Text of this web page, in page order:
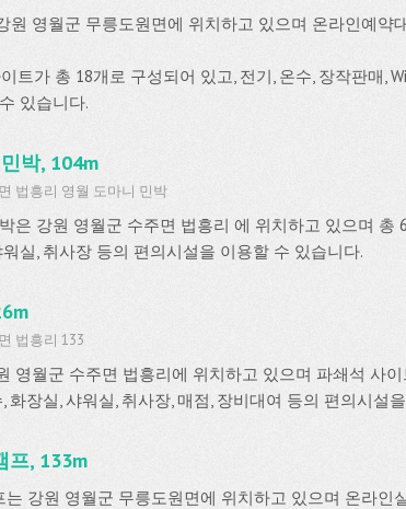
원 영월군 무릉도원면에 위치하고 있으며 온라인예약
트가 총 18개로 구성되어 있고, 전기, 온수, 장작판매,
있습니다.
박, 104m
법흥리 영월 도마니 민박
은 강원 영월군 수주면 법흥리 에 위치하고 있으며 총
워실, 취사장 등의 편의시설을 이용할 수 있습니다.
법흥리 133
영월군 수주면 법흥리에 위치하고 있으며 파쇄석 사
화장실, 샤워실, 취사장, 매점, 장비대여 등의 편의시설
프, 133m
는 강원 영월군 무릉도원면에 위치하고 있으며 온라인